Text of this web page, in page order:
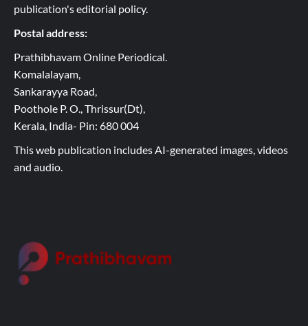
publication's editorial policy.
Postal address:
Prathibhavam Online Periodical.
Komalalayam,
Sankarayya Road,
Poothole P. O., Thrissur(Dt),
Kerala, India- Pin: 680 004
This web publication includes AI-generated images, videos
and audio.